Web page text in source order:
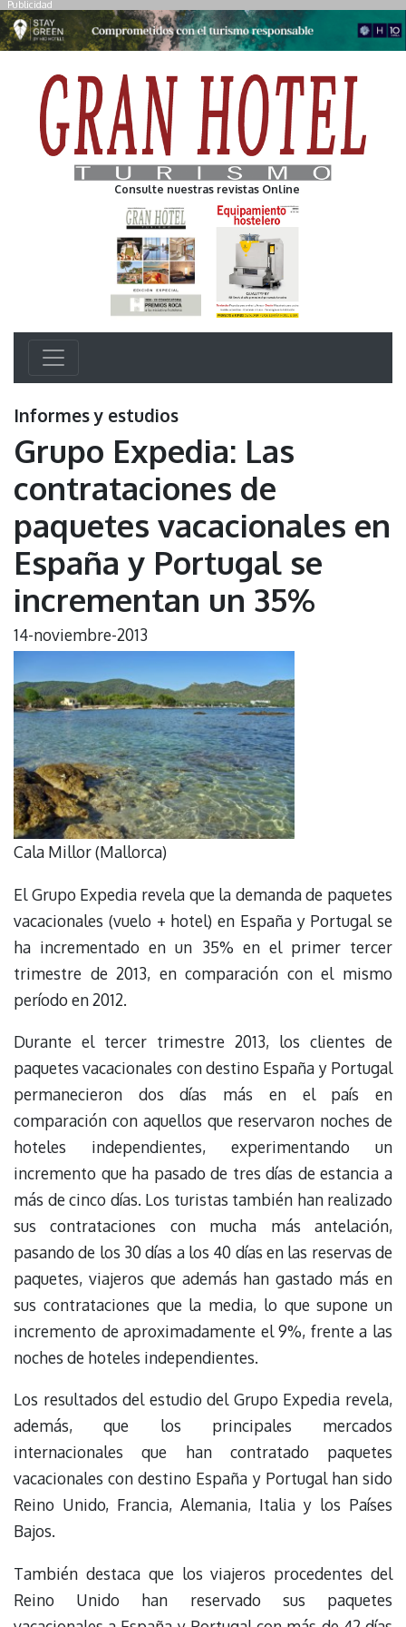
Publicidad
Consulte nuestras revistas Online
Informes y estudios
Grupo Expedia: Las
contrataciones de
paquetes vacacionales en
España y Portugal se
incrementan un 35%
14-noviembre-2013
Cala Millor (Mallorca)
El Grupo Expedia revela que la demanda de paquetes
vacacionales (vuelo + hotel) en España y Portugal se
ha incrementado en un 35% en el primer tercer
trimestre de 2013, en comparación con el mismo
período en 2012.
Durante el tercer trimestre 2013, los clientes de
paquetes vacacionales con destino España y Portugal
permanecieron dos días más en el país en
comparación con aquellos que reservaron noches de
hoteles independientes, experimentando un
incremento que ha pasado de tres días de estancia a
más de cinco días. Los turistas también han realizado
sus contrataciones con mucha más antelación,
pasando de los 30 días a los 40 días en las reservas de
paquetes, viajeros que además han gastado más en
sus contrataciones que la media, lo que supone un
incremento de aproximadamente el 9%, frente a las
noches de hoteles independientes.
Los resultados del estudio del Grupo Expedia revela,
además, que los principales mercados
internacionales que han contratado paquetes
vacacionales con destino España y Portugal han sido
Reino Unido, Francia, Alemania, Italia y los Países
Bajos.
También destaca que los viajeros procedentes del
Reino Unido han reservado sus paquetes